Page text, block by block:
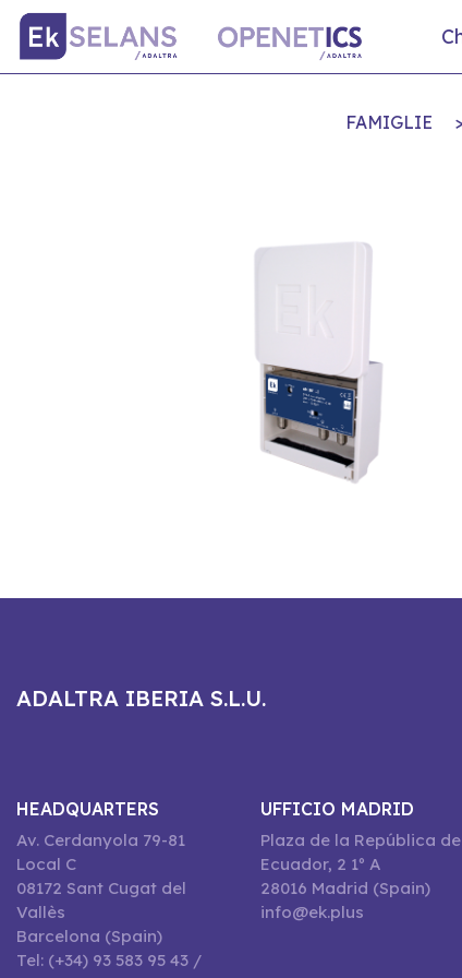
FAMIGLIE >
ADALTRA IBERIA S.L.U.
HEADQUARTERS
Av. Cerdanyola 79-81
Local C
08172 Sant Cugat del
Vallès
Barcelona (Spain)
Tel: (+34) 93 583 95 43 /
UFFICIO MADRID
Plaza de la República de
Ecuador, 2 1º A
28016 Madrid (Spain)
info@ek.plus